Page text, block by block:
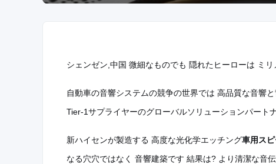
シェンゼン,中国 微細なものでも 隠れたヒーローは ミ
自動車の音響システムの競争の世界では 高品質な音響
Tier-1サプライヤーのグローバルソリューションパート
新ハイセンが製造する 高度な光化学エッチング車用ス
なる穴穴ではなく 音響建築です 結果は? より清潔な音